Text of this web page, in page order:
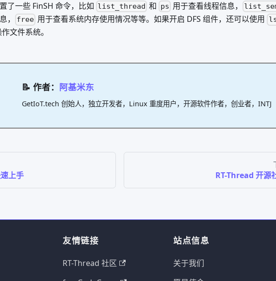
了一些 FinSH 命令，比如 list_thread 和 ps 用于查看线程信息，
，
free 用于查看系统内存使用情况等等。如果开启 DFS 组件，还可以使用
文件系统。
📝 作者： 阿基米东
GetIoT.tech 创始人，独立开发者，Linux 重度用户，开源软件作者，创业者，INTJ
上手 RT-Thread 开源
友情链接
RT-Thread 社区
站点信息
关于我们